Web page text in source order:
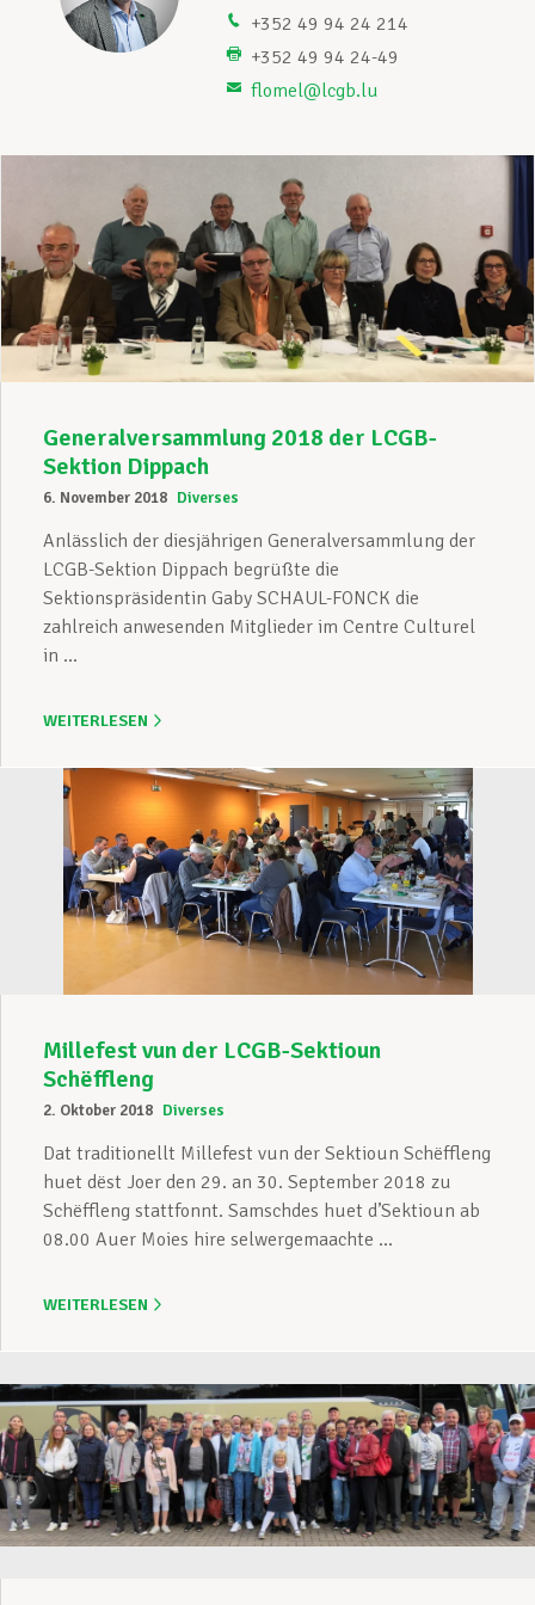
Unterstützung im Privatleben
Berufliche Weiterentwicklung
Mitglied werden
Aktuell
+352 49 94 24 214
+352 49 94 24-49
flomel@lcgb.lu
Generalversammlung 2018 der LCGB-
Sektion Dippach
6. November 2018 Diverses
Anlässlich der diesjährigen Generalversammlung der
LCGB-Sektion Dippach begrüßte die
Sektionspräsidentin Gaby SCHAUL-FONCK die
zahlreich anwesenden Mitglieder im Centre Culturel
in ...
WEITERLESEN
Millefest vun der LCGB-Sektioun
Schëffleng
2. Oktober 2018 Diverses
Dat traditionellt Millefest vun der Sektioun Schëffleng
huet dëst Joer den 29. an 30. September 2018 zu
Schëffleng stattfonnt. Samschdes huet d’Sektioun ab
08.00 Auer Moies hire selwergemaachte ...
WEITERLESEN